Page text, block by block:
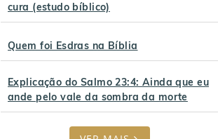
cura (estudo bíblico)
Quem foi Esdras na Bíblia
Explicação do Salmo 23:4: Ainda que eu
ande pelo vale da sombra da morte